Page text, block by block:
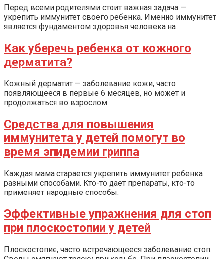
Перед всеми родителями стоит важная задача —
укрепить иммунитет своего ребенка. Именно иммунитет
является фундаментом здоровья человека на
Как уберечь ребенка от кожного
дерматита?
Кожный дерматит — заболевание кожи, часто
появляющееся в первые 6 месяцев, но может и
продолжаться во взрослом
Средства для повышения
иммунитета у детей помогут во
время эпидемии гриппа
Каждая мама старается укрепить иммунитет ребенка
разными способами. Кто-то дает препараты, кто-то
применяет народные способы.
Эффективные упражнения для стоп
при плоскостопии у детей
Плоскостопие, часто встречающееся заболевание стоп.